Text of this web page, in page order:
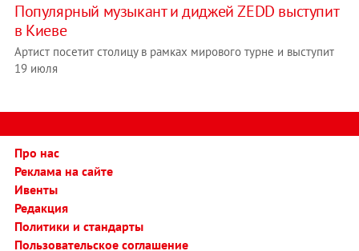
Популярный музыкант и диджей ZEDD выступит
в Киеве
Артист посетит столицу в рамках мирового турне и выступит
19 июля
Про нас
Реклама на сайте
Ивенты
Редакция
Политики и стандарты
Пользовательское соглашение